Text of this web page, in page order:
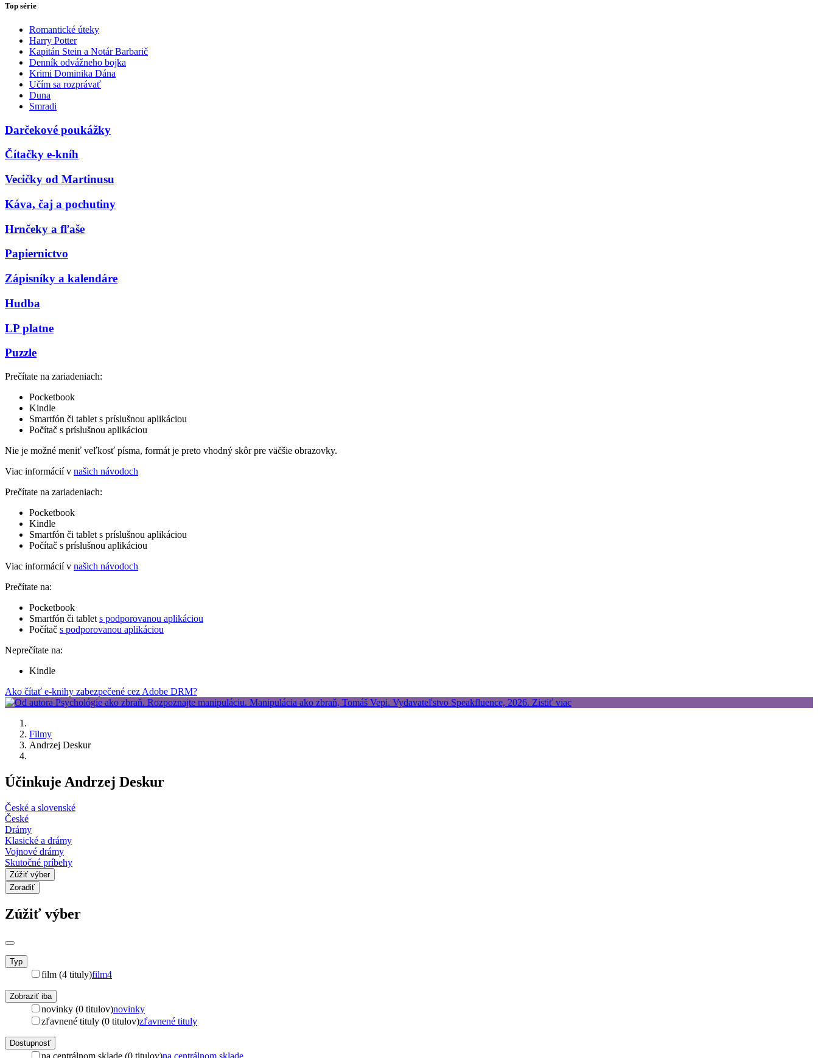
Top série
Romantické úteky
Harry Potter
Kapitán Stein a Notár Barbarič
Denník odvážneho bojka
Krimi Dominika Dána
Učím sa rozprávať
Duna
Smradi
Darčekové poukážky
Čítačky e-kníh
Vecičky od Martinusu
Káva, čaj a pochutiny
Hrnčeky a fľaše
Papiernictvo
Zápisníky a kalendáre
Hudba
LP platne
Puzzle
Prečítate na zariadeniach:
Pocketbook
Kindle
Smartfón či tablet s príslušnou aplikáciou
Počítač s príslušnou aplikáciou
Nie je možné meniť veľkosť písma, formát je preto vhodný skôr pre väčšie obrazovky.
Viac informácií v našich návodoch
Prečítate na zariadeniach:
Pocketbook
Kindle
Smartfón či tablet s príslušnou aplikáciou
Počítač s príslušnou aplikáciou
Viac informácií v našich návodoch
Prečítate na:
Pocketbook
Smartfón či tablet s podporovanou aplikáciou
Počítač s podporovanou aplikáciou
Neprečítate na:
Kindle
Ako čítať e-knihy zabezpečené cez Adobe DRM?
Filmy
Andrzej Deskur
Účinkuje Andrzej Deskur
České a slovenské
České
Drámy
Klasické a drámy
Vojnové drámy
Skutočné príbehy
Zúžiť výber
Zoradiť
Zúžiť výber
Typ
film (4 tituly)film4
Zobraziť iba
novinky (0 titulov)novinky
zľavnené tituly (0 titulov)zľavnené tituly
Dostupnosť
na centrálnom sklade (0 titulov)na centrálnom sklade